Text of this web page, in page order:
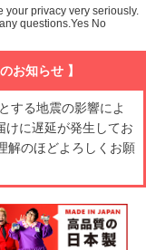
お知らせ 】
する地震の影響によ
けに遅延が発生してお
解のほどよろしくお願
your privacy very seriously.
questions.Yes No